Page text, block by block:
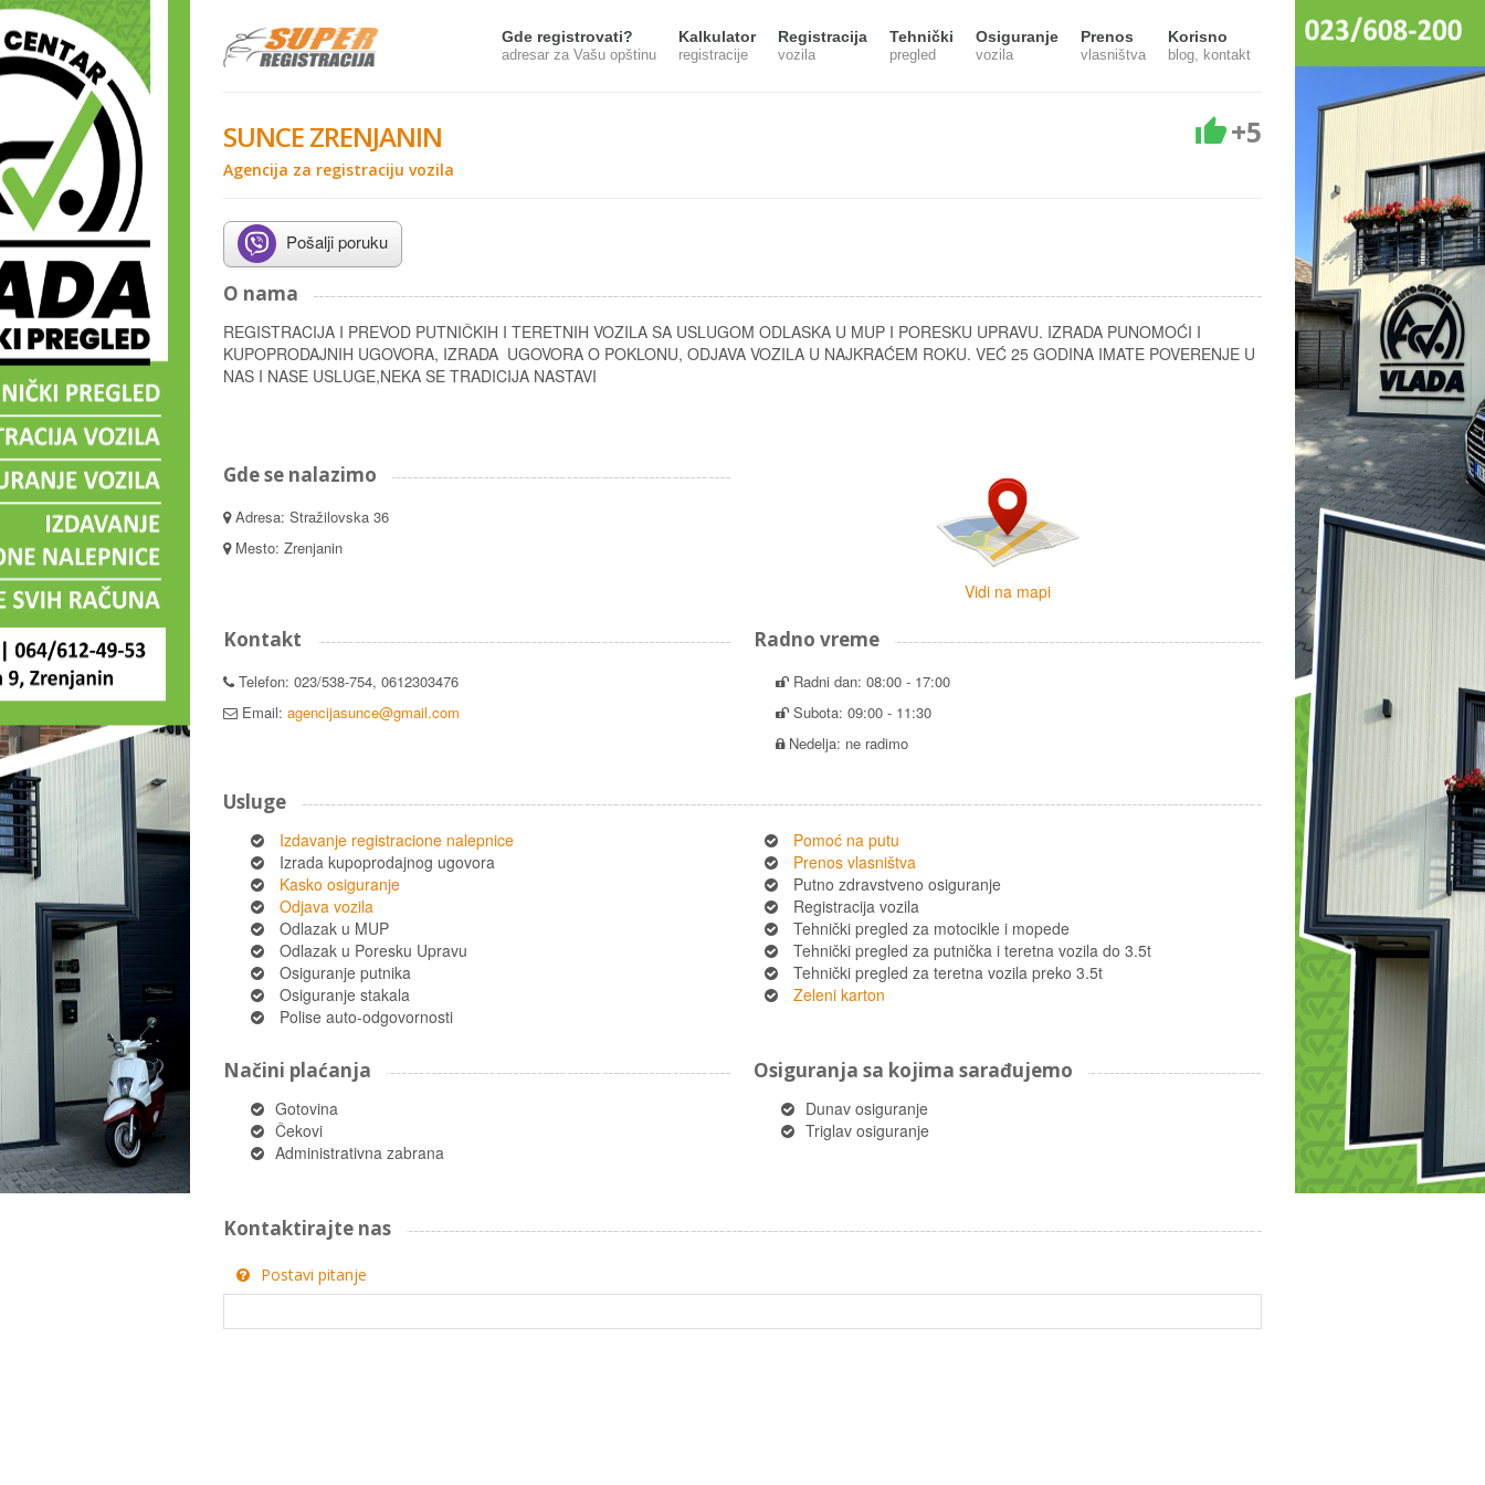
Gde registrovati?
adresar za Vašu opštinu
Kalkulator
registracije
Registracija
vozila
Tehnički
pregled
Osiguranje
vozila
Prenos
vlasništva
Korisno
blog, kontakt
SUNCE ZRENJANIN
Agencija za registraciju vozila
+5
Pošalji poruku
O nama
REGISTRACIJA I PREVOD PUTNIČKIH I TERETNIH VOZILA SA USLUGOM ODLASKA U MUP I PORESKU UPRAVU. IZRADA PUNOMOĆI I
KUPOPRODAJNIH UGOVORA, IZRADA UGOVORA O POKLONU, ODJAVA VOZILA U NAJKRAĆEM ROKU. VEĆ 25 GODINA IMATE POVERENJE U
NAS I NASE USLUGE,NEKA SE TRADICIJA NASTAVI
Gde se nalazimo
Adresa: Stražilovska 36
Mesto: Zrenjanin
Vidi na mapi
Kontakt
Telefon: 023/538-754, 0612303476
Email: agencijasunce@gmail.com
Radno vreme
Radni dan: 08:00 - 17:00
Subota: 09:00 - 11:30
Nedelja: ne radimo
Usluge
Izdavanje registracione nalepnice
Izrada kupoprodajnog ugovora
Kasko osiguranje
Odjava vozila
Odlazak u MUP
Odlazak u Poresku Upravu
Osiguranje putnika
Osiguranje stakala
Polise auto-odgovornosti
Pomoć na putu
Prenos vlasništva
Putno zdravstveno osiguranje
Registracija vozila
Tehnički pregled za motocikle i mopede
Tehnički pregled za putnička i teretna vozila do 3.5t
Tehnički pregled za teretna vozila preko 3.5t
Zeleni karton
Načini plaćanja
Gotovina
Čekovi
Administrativna zabrana
Osiguranja sa kojima sarađujemo
Dunav osiguranje
Triglav osiguranje
Kontaktirajte nas
Postavi pitanje